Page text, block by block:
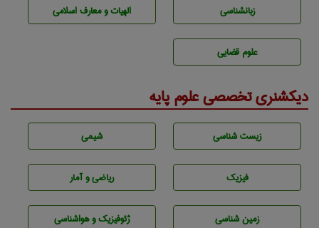
زبانشناسی الهیات و معارف اسلامی
علوم قضایی
دیکشنری تخصصی علوم پایه
زيست شناسی شيمی
فیزیک ریاضی و آمار
زمين شناسی ژئوفيزيك و هواشناسی